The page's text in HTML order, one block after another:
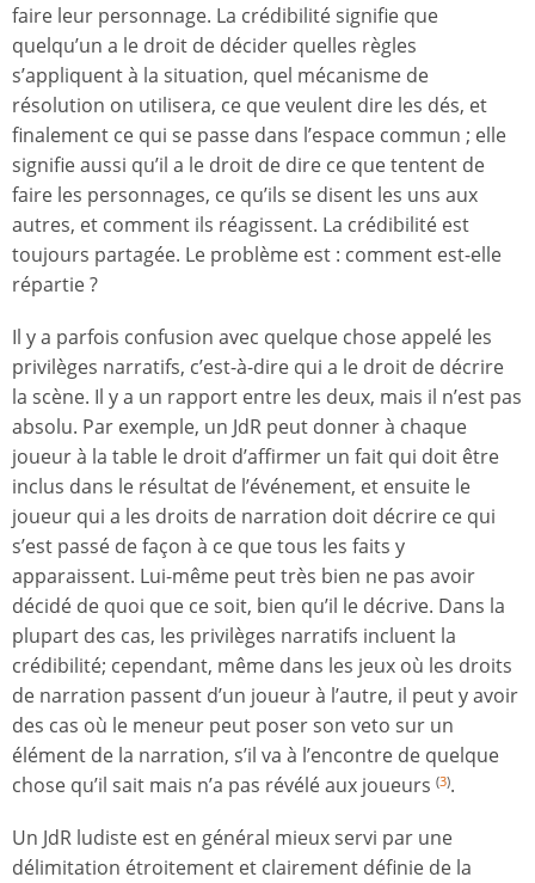
faire leur personnage. La crédibilité signifie que
quelqu’un a le droit de décider quelles règles
s’appliquent à la situation, quel mécanisme de
résolution on utilisera, ce que veulent dire les dés, et
finalement ce qui se passe dans l’espace commun ; elle
signifie aussi qu’il a le droit de dire ce que tentent de
faire les personnages, ce qu’ils se disent les uns aux
autres, et comment ils réagissent. La crédibilité est
toujours partagée. Le problème est : comment est-elle
répartie ?
Il y a parfois confusion avec quelque chose appelé les
privilèges narratifs, c’est-à-dire qui a le droit de décrire
la scène. Il y a un rapport entre les deux, mais il n’est pas
absolu. Par exemple, un JdR peut donner à chaque
joueur à la table le droit d’affirmer un fait qui doit être
inclus dans le résultat de l’événement, et ensuite le
joueur qui a les droits de narration doit décrire ce qui
s’est passé de façon à ce que tous les faits y
apparaissent. Lui-même peut très bien ne pas avoir
décidé de quoi que ce soit, bien qu’il le décrive. Dans la
plupart des cas, les privilèges narratifs incluent la
crédibilité; cependant, même dans les jeux où les droits
de narration passent d’un joueur à l’autre, il peut y avoir
des cas où le meneur peut poser son veto sur un
élément de la narration, s’il va à l’encontre de quelque
chose qu’il sait mais n’a pas révélé aux joueurs (3).
Un JdR ludiste est en général mieux servi par une
délimitation étroitement et clairement définie de la